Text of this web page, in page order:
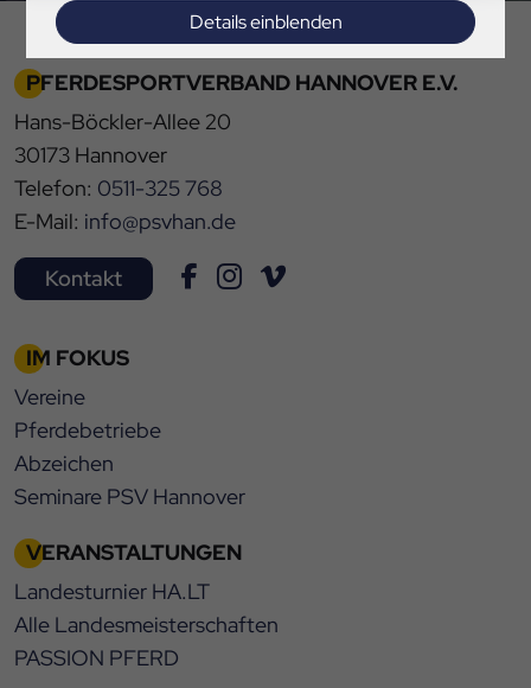
Details einblenden
Impressum | Datenschutz
PFERDESPORTVERBAND HANNOVER E.V.
Hans-Böckler-Allee 20
30173 Hannover
Telefon: 0511-325 768
E-Mail: info@psvhan.de
Kontakt
IM FOKUS
Vereine
Pferdebetriebe
Abzeichen
Seminare PSV Hannover
VERANSTALTUNGEN
Landesturnier HA.LT
Alle Landesmeisterschaften
PASSION PFERD